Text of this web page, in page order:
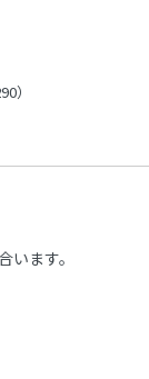
）
ます。